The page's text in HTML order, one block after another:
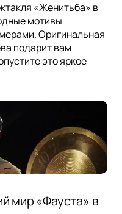
«Женитьба» в
мотивы
Оригинальная
подарит вам
это яркое
мир «Фауста» в